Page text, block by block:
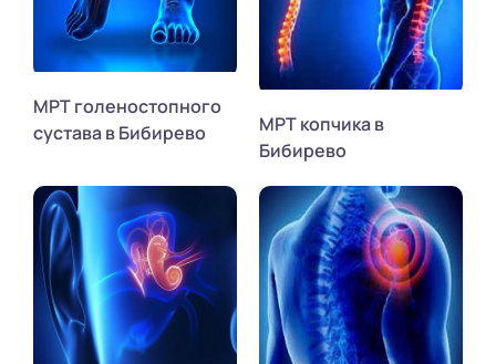
МРТ голеностопного
сустава в Бибирево
МРТ копчика в
Бибирево